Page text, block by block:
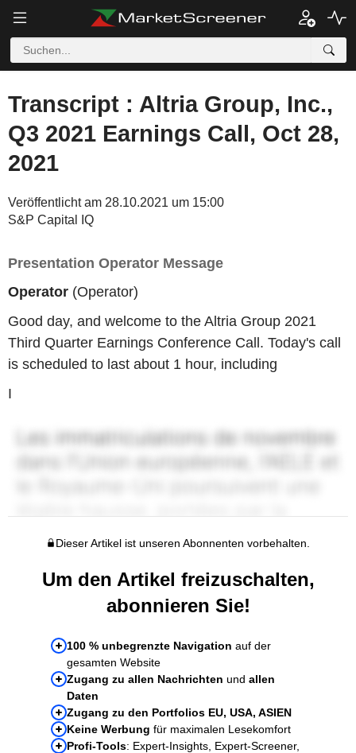
Transcript : Altria Group, Inc.,
Q3 2021 Earnings Call, Oct 28,
2021
Veröffentlicht am 28.10.2021 um 15:00
S&P Capital IQ
Presentation Operator Message
Operator (Operator)
Good day, and welcome to the Altria Group 2021
Third Quarter Earnings Conference Call. Today's call
is scheduled to last about 1 hour, including
I
Dieser Artikel ist unseren Abonnenten vorbehalten.
Um den Artikel freizuschalten,
abonnieren Sie!
100 % unbegrenzte Navigation auf der
gesamten Website
Zugang zu allen Nachrichten und allen
Daten
Zugang zu den Portfolios EU, USA, ASIEN
Keine Werbung für maximalen Lesekomfort
Profi-Tools: Expert-Insights, Expert-Screener,